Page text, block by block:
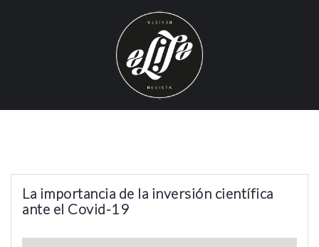
La importancia de la inversión científica
ante el Covid-19